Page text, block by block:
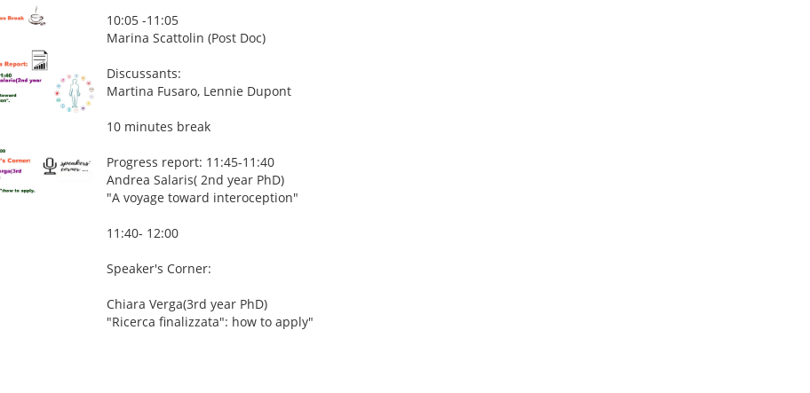
10:05 -11:05
Marina Scattolin (Post Doc)
Discussants:
Martina Fusaro, Lennie Dupont
10 minutes break
Progress report: 11:45-11:40
Andrea Salaris( 2nd year PhD)
"A voyage toward interoception"
11:40- 12:00
Speaker's Corner:
Chiara Verga(3rd year PhD)
"Ricerca finalizzata": how to apply"